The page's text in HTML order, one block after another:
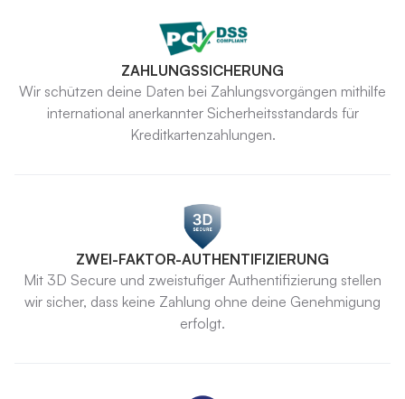
ZAHLUNGSSICHERUNG
Wir schützen deine Daten bei Zahlungsvorgängen mithilfe
international anerkannter Sicherheitsstandards für
Kreditkartenzahlungen.
ZWEI-FAKTOR-AUTHENTIFIZIERUNG
Mit 3D Secure und zweistufiger Authentifizierung stellen
wir sicher, dass keine Zahlung ohne deine Genehmigung
erfolgt.